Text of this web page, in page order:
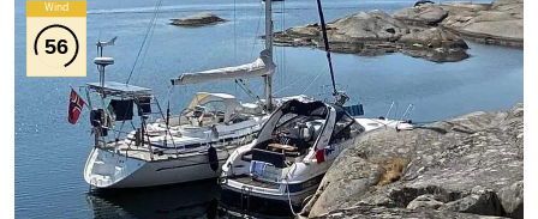
Wind
56